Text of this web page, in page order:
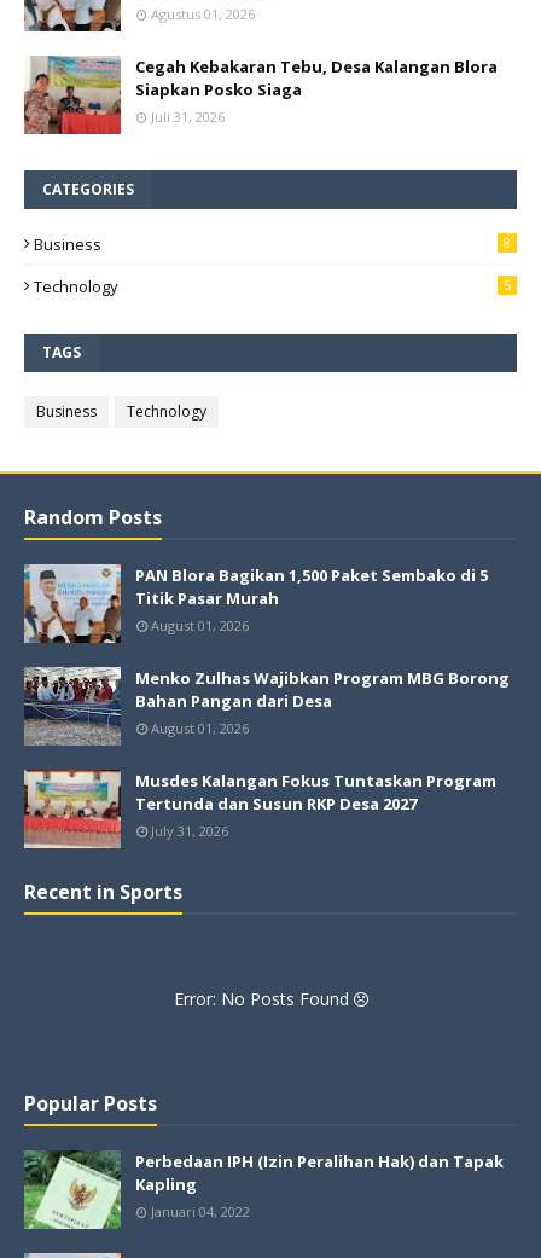
Agustus 01, 2026
Cegah Kebakaran Tebu, Desa Kalangan Blora
Siapkan Posko Siaga
Juli 31, 2026
CATEGORIES
Business 8
Technology 5
TAGS
Business Technology
Random Posts
PAN Blora Bagikan 1,500 Paket Sembako di 5
Titik Pasar Murah
August 01, 2026
Menko Zulhas Wajibkan Program MBG Borong
Bahan Pangan dari Desa
August 01, 2026
Musdes Kalangan Fokus Tuntaskan Program
Tertunda dan Susun RKP Desa 2027
July 31, 2026
Recent in Sports
Error: No Posts Found
Popular Posts
Perbedaan IPH (Izin Peralihan Hak) dan Tapak
Kapling
Januari 04, 2022